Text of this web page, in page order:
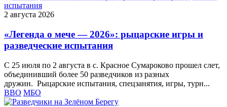
2 августа 2026
«Легенда о мече — 2026»: рыцарские игры и
разведческие испытания
С 25 июля по 2 августа в с. Красное Сумароково прошел слет,
объединивший более 50 разведчиков из разных
дружин. Рыцарские испытания, спецзанятия, игры, турн...
ВВО МБО